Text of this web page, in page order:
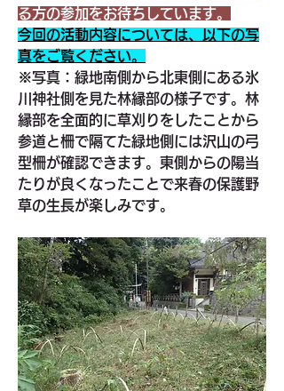
る方の参加をお待ちしています。
今回の活動内容については、以下の写
真をご覧ください。
※写真：緑地南側から北東側にある氷
川神社側を見た林縁部の様子です。林
縁部を全面的に草刈りをしたことから
参道と柵で隔てた緑地側には沢山の弓
型柵が確認できます。東側からの陽当
たりが良くなったことで来春の保護野
草の生長が楽しみです。